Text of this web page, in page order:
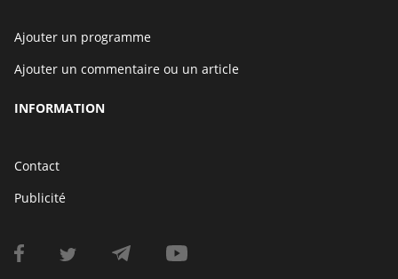
Ajouter un programme
Ajouter un commentaire ou un article
INFORMATION
Contact
Publicité